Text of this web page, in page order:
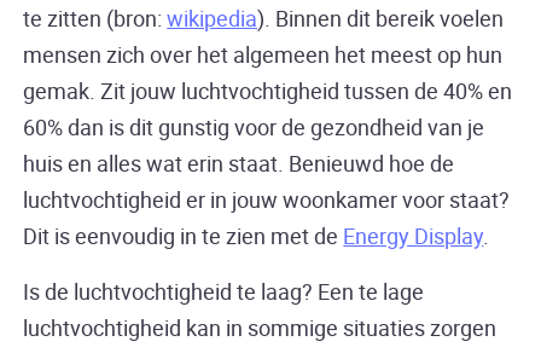
te zitten (bron:wikipedia). Binnen dit bereik voelen
mensen zich over het algemeen het meest op hun
gemak. Zit jouw luchtvochtigheid tussen de 40% en
60% dan is dit gunstig voor de gezondheid van je
huis en alles wat erin staat. Benieuwd hoe de
luchtvochtigheid er in jouw woonkamer voor staat?
Dit is eenvoudig in te zien met de Energy Display
Is de luchtvochtigheid te laag? Een te lage
luchtvochtigheid kan in sommige situaties zorgen